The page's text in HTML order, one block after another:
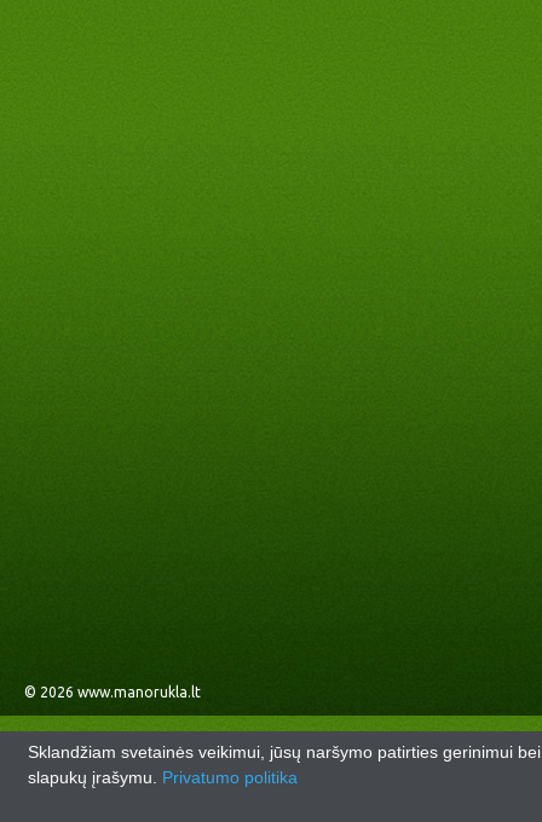
© 2026 www.manorukla.lt
Sklandžiam svetainės veikimui, jūsų naršymo patirties gerinimui
slapukų įrašymu. Privatumo politika